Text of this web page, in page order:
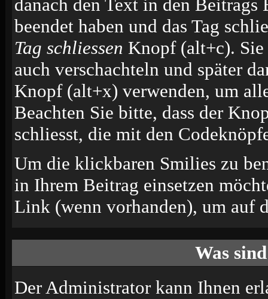
danach den Text in den Beitrags
beendet haben und das Tag
Tag schliessen Knopf (alt+c).
auch verschachteln und später
Knopf (alt+x) verwenden, um
Beachten Sie bitte, dass der
schliesst, die mit den
Um die klickbaren Smilies zu
in Ihrem Beitrag einsetzen
Link (wenn vorhanden), um auf
Was
Der Administrator kann Ihnen